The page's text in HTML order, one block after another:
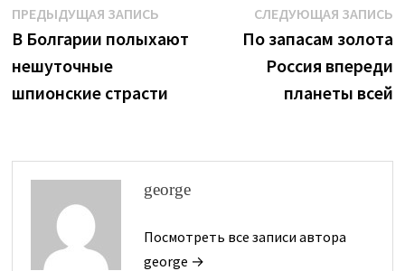
Навигация
по
записям
ПРЕДЫДУЩАЯ ЗАПИСЬПредыдущая
запись:
В Болгарии полыхают
нешуточные
шпионские страсти
СЛЕДУЮЩАЯ ЗАПИСЬ
По запасам золота
Россия впереди
планеты всей
george
Посмотреть все записи автора
george →